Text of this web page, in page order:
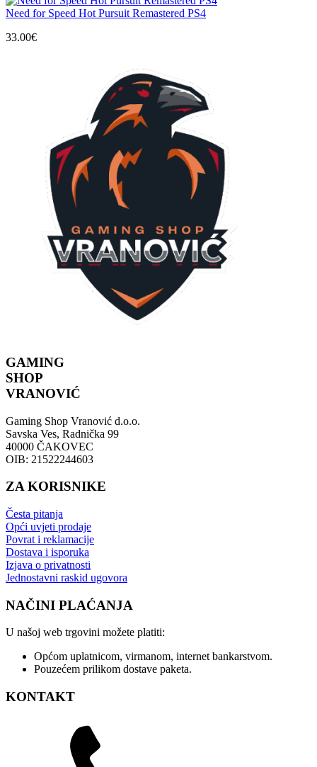
Need for Speed Hot Pursuit Remastered PS4
33.00€
GAMING
SHOP
VRANOVIĆ
Gaming Shop Vranović d.o.o.
Savska Ves, Radnička 99
40000 ČAKOVEC
OIB: 21522244603
ZA KORISNIKE
Česta pitanja
Opći uvjeti prodaje
Povrat i reklamacije
Dostava i isporuka
Izjava o privatnosti
Jednostavni raskid ugovora
NAČINI PLAĆANJA
U našoj web trgovini možete platiti:
Općom uplatnicom, virmanom, internet bankarstvom.
Pouzećem prilikom dostave paketa.
KONTAKT